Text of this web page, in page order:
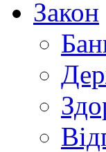
Закон